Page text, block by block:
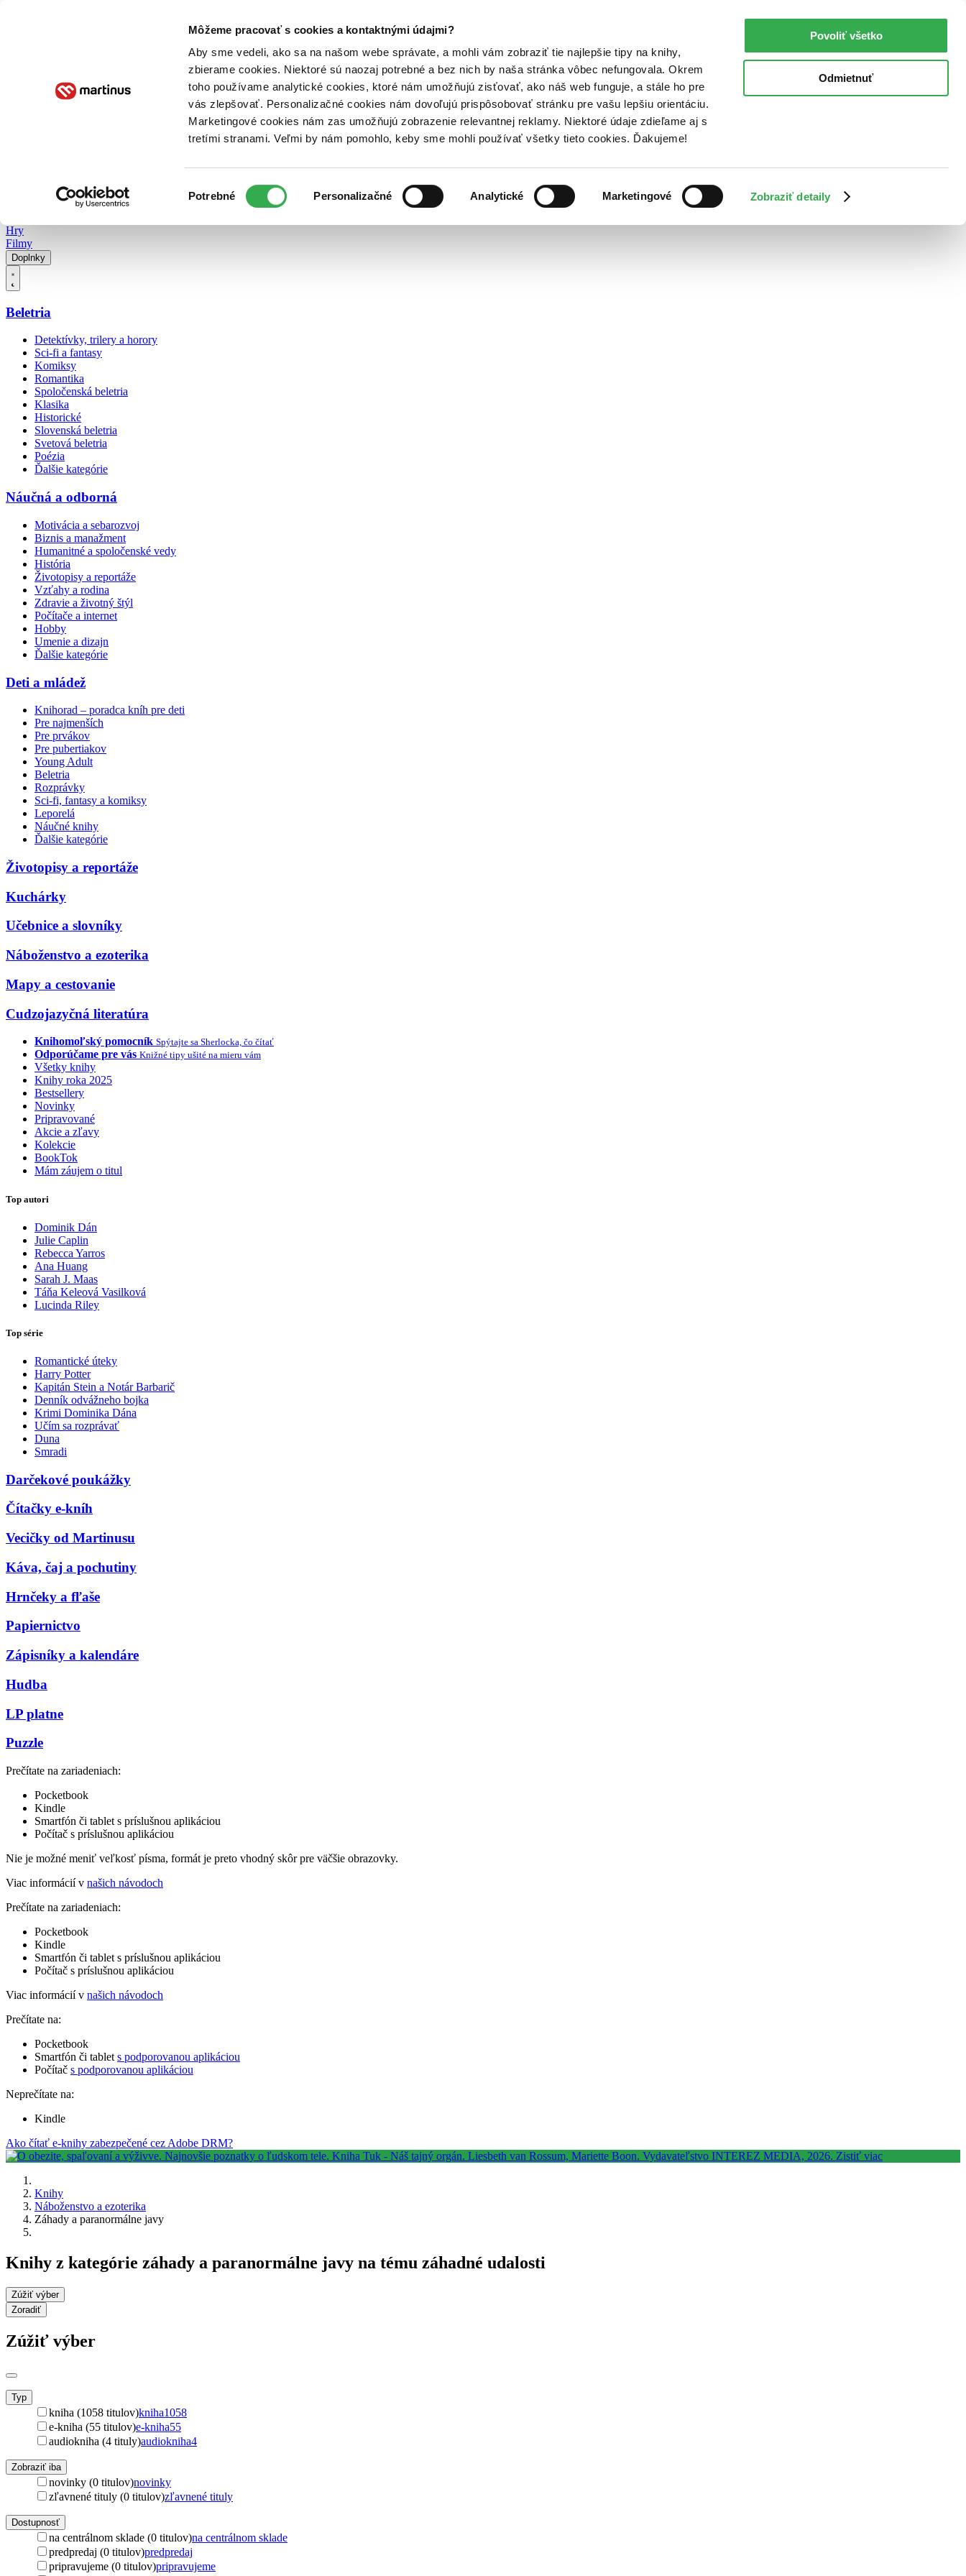
Môžeme pracovať s cookies a kontaktnými údajmi?
Aby sme vedeli, ako sa na našom webe správate, a mohli vám zobraziť tie najlepšie tipy na knihy,
zbierame cookies. Niektoré sú naozaj potrebné a bez nich by naša stránka vôbec nefungovala. Okrem
toho používame analytické cookies, ktoré nám umožňujú zisťovať, ako náš web funguje, a stále ho pre
vás zlepšovať. Personalizačné cookies nám dovoľujú prispôsobovať stránku pre vašu lepšiu orientáciu.
Marketingové cookies nám zas umožňujú zobrazenie relevantnej reklamy. Niektoré údaje zdieľame aj s
tretími stranami. Veľmi by nám pomohlo, keby sme mohli používať všetky tieto cookies. Ďakujeme!
súhlasu
Potrebné Personalizačné Analytické Marketingové Zobraziť detaily
Povoliť všetko
Odmietnuť
Poukážky Kontakt
Hry
Filmy
Doplnky
Beletria
Detektívky, trilery a horory
Sci-fi a fantasy
Komiksy
Romantika
Spoločenská beletria
Klasika
Historické
Slovenská beletria
Svetová beletria
Poézia
Ďalšie kategórie
Náučná a odborná
Motivácia a sebarozvoj
Biznis a manažment
Humanitné a spoločenské vedy
História
Životopisy a reportáže
Vzťahy a rodina
Zdravie a životný štýl
Počítače a internet
Hobby
Umenie a dizajn
Ďalšie kategórie
Deti a mládež
Knihorad – poradca kníh pre deti
Pre najmenších
Pre prvákov
Pre pubertiakov
Young Adult
Beletria
Rozprávky
Sci-fi, fantasy a komiksy
Leporelá
Náučné knihy
Ďalšie kategórie
Životopisy a reportáže
Kuchárky
Učebnice a slovníky
Náboženstvo a ezoterika
Mapy a cestovanie
Cudzojazyčná literatúra
Knihomoľský pomocník Spýtajte sa Sherlocka, čo čítať
Odporúčame pre vás Knižné tipy ušité na mieru vám
Všetky knihy
Knihy roka 2025
Bestsellery
Novinky
Pripravované
Akcie a zľavy
Kolekcie
BookTok
Mám záujem o titul
Top autori
Dominik Dán
Julie Caplin
Rebecca Yarros
Ana Huang
Sarah J. Maas
Táňa Keleová Vasilková
Lucinda Riley
Top série
Romantické úteky
Harry Potter
Kapitán Stein a Notár Barbarič
Denník odvážneho bojka
Krimi Dominika Dána
Učím sa rozprávať
Duna
Smradi
Darčekové poukážky
Čítačky e-kníh
Vecičky od Martinusu
Káva, čaj a pochutiny
Hrnčeky a fľaše
Papiernictvo
Zápisníky a kalendáre
Hudba
LP platne
Puzzle
Prečítate na zariadeniach:
Pocketbook
Kindle
Smartfón či tablet s príslušnou aplikáciou
Počítač s príslušnou aplikáciou
Nie je možné meniť veľkosť písma, formát je preto vhodný skôr pre väčšie obrazovky.
Viac informácií v našich návodoch
Prečítate na zariadeniach:
Pocketbook
Kindle
Smartfón či tablet s príslušnou aplikáciou
Počítač s príslušnou aplikáciou
Viac informácií v našich návodoch
Prečítate na:
Pocketbook
Smartfón či tablet s podporovanou aplikáciou
Počítač s podporovanou aplikáciou
Neprečítate na:
Kindle
Ako čítať e-knihy zabezpečené cez Adobe DRM?
Knihy
Náboženstvo a ezoterika
Záhady a paranormálne javy
Knihy z kategórie záhady a paranormálne javy na tému záhadné udalosti
Zúžiť výber
Zoradiť
Zúžiť výber
Typ
kniha (1058 titulov)kniha1058
e-kniha (55 titulov)e-kniha55
audiokniha (4 tituly)audiokniha4
Zobraziť iba
novinky (0 titulov)novinky
zľavnené tituly (0 titulov)zľavnené tituly
Dostupnosť
na centrálnom sklade (0 titulov)na centrálnom sklade
predpredaj (0 titulov)predpredaj
pripravujeme (0 titulov)pripravujeme